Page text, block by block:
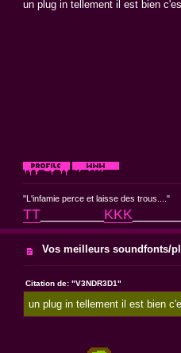
un plug in tellement il est bien
"L'infamie perce et laisse des trous...."
TT________ KKK
Vos meilleurs soundfonts/
Citation de: "V3NDR3D1"
un plug in tellement il est bien